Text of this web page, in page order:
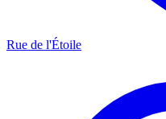
Rue de l'Étoile